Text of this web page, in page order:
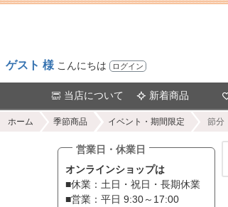
ゲスト 様 こんにちは ログイン
当店について 新着商品
ホーム 季節商品 イベント・期間限定 節分
営業日・休業日
オンラインショップは
■休業：土日・祝日・長期休業
■営業：平日 9:30～17:00